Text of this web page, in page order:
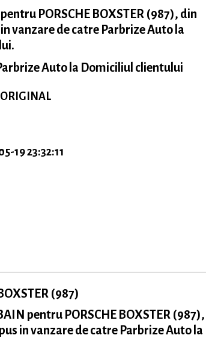
PORSCHE BOXSTER (987), din
vanzare de catre Parbrize Auto la
Auto la Domiciliul clientului
19 23:32:11
(987)
pentru PORSCHE BOXSTER (987),
in vanzare de catre Parbrize Auto la